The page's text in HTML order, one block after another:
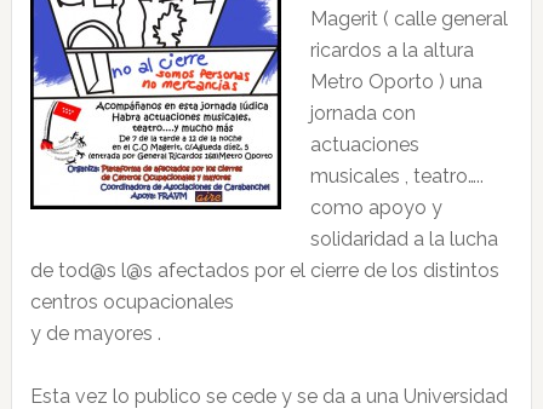
Magerit ( calle general
ricardos a la altura
Metro Oporto ) una
jornada con
actuaciones
musicales , teatro…..
como apoyo y
solidaridad a la lucha
de tod@s l@s afectados por el cierre de los distintos
centros ocupacionales
y de mayores .
Esta vez lo publico se cede y se da a una Universidad